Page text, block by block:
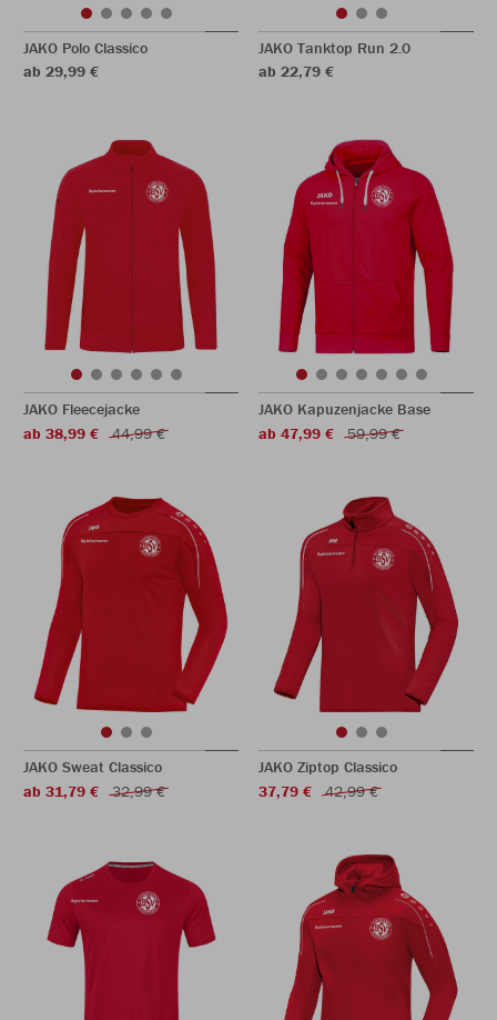
JAKO Polo Classico
ab 29,99 €
JAKO Tanktop Run 2.0
ab 22,79 €
JAKO Fleecejacke
ab 38,99 €
44,99 €
JAKO Kapuzenjacke Base
ab 47,99 €
59,99 €
JAKO Sweat Classico
ab 31,79 €
32,99 €
JAKO Ziptop Classico
37,79 €
42,99 €